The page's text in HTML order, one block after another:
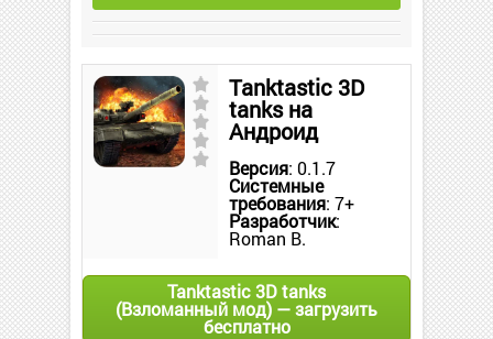
Tanktastic 3D
tanks на
Андроид
Версия: 0.1.7
Системные
требования: 7+
Разработчик:
Roman B.
Tanktastic 3D tanks
(Взломанный мод) — загрузить
бесплатно